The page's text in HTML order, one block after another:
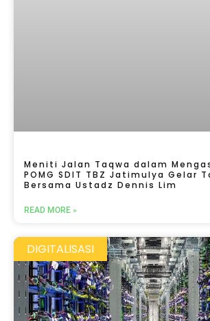
Meniti Jalan Taqwa dalam
POMG SDIT TBZ Jatimulya Gelar
Bersama Ustadz Dennis Lim
READ MORE »
DIGITALISASI